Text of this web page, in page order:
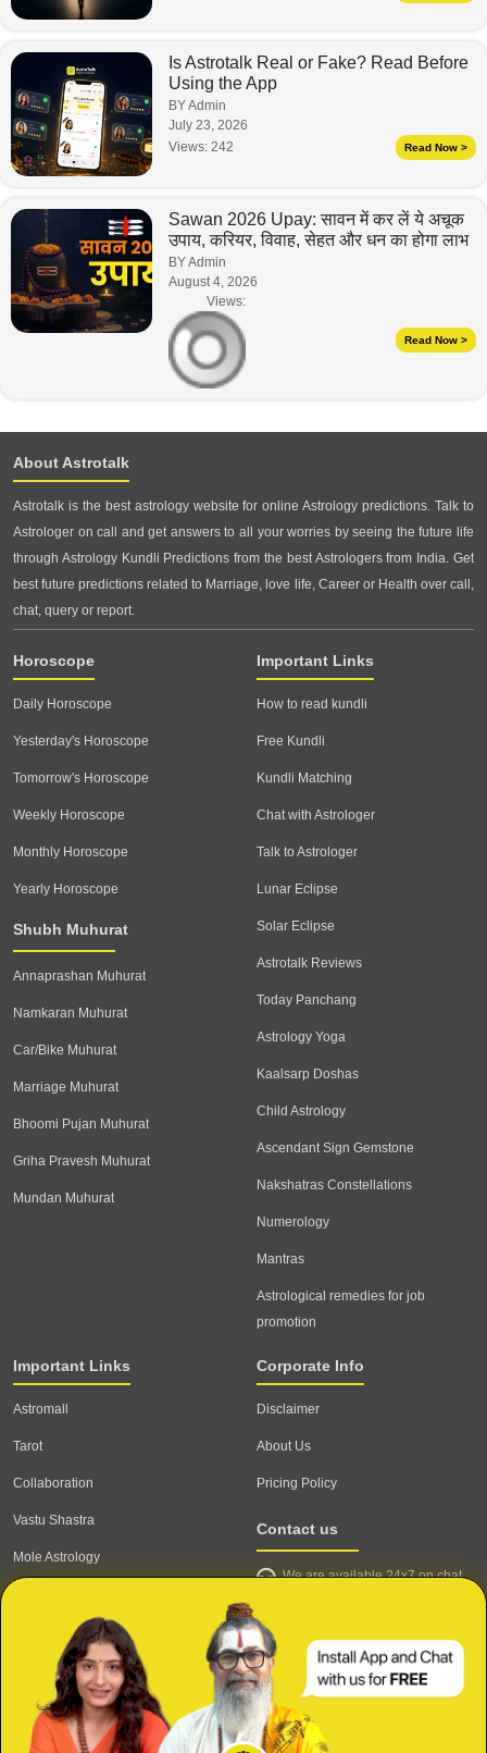
Is Astrotalk Real or Fake? Read Before
Using the App
BY Admin
July 23, 2026
Views: 242 Read Now >
Sawan 2026 Upay: सावन में कर लें ये अचूक
उपाय, करियर, विवाह, सेहत और धन का होगा लाभ
BY Admin
August 4, 2026
Views:
Read Now >
About Astrotalk
Astrotalk is the best astrology website for online Astrology predictions. Talk to
Astrologer on call and get answers to all your worries by seeing the future life
through Astrology Kundli Predictions from the best Astrologers from India. Get
best future predictions related to Marriage, love life, Career or Health over call,
chat, query or report.
Horoscope
Daily Horoscope
Yesterday's Horoscope
Tomorrow's Horoscope
Weekly Horoscope
Monthly Horoscope
Yearly Horoscope
Shubh Muhurat
Annaprashan Muhurat
Namkaran Muhurat
Car/Bike Muhurat
Marriage Muhurat
Bhoomi Pujan Muhurat
Griha Pravesh Muhurat
Mundan Muhurat
Important Links
How to read kundli
Free Kundli
Kundli Matching
Chat with Astrologer
Talk to Astrologer
Lunar Eclipse
Solar Eclipse
Astrotalk Reviews
Today Panchang
Astrology Yoga
Kaalsarp Doshas
Child Astrology
Ascendant Sign Gemstone
Nakshatras Constellations
Numerology
Mantras
Astrological remedies for job
promotion
Important Links
Astromall
Tarot
Collaboration
Vastu Shastra
Mole Astrology
Astrologer Login
Astrologer Registration
Corporate Info
Corporate Info
Disclaimer
About Us
Pricing Policy
Contact us
We are available 24x7 on chat
Email ID: contact@astrotalk.com
Secure